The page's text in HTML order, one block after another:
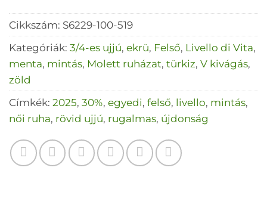
Cikkszám: S6229-100-519
Kategóriák: 3/4-es ujjú, ekrü, Felső, Livello di Vita,
menta, mintás, Molett ruházat, türkiz, V kivágás,
zöld
Címkék: 2025, 30%, egyedi, felső, livello, mintás,
női ruha, rövid ujjú, rugalmas, újdonság